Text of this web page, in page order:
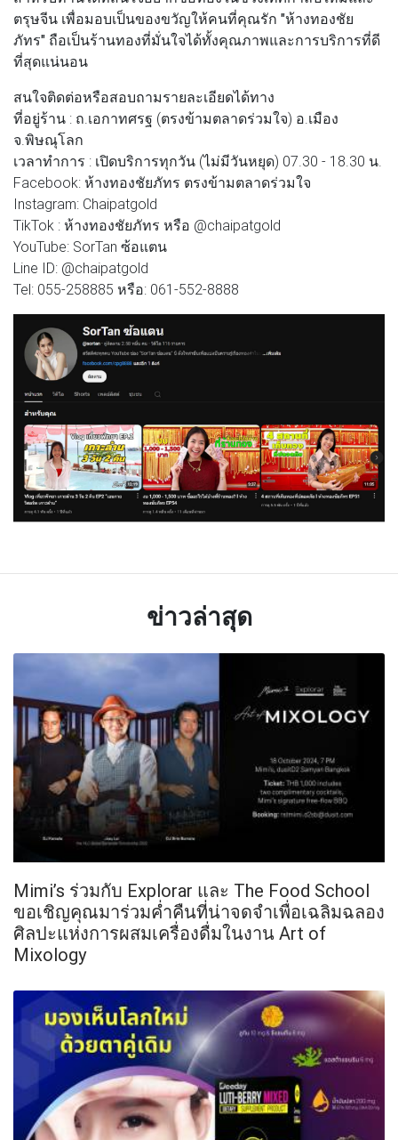
ตรุษจีน เพื่อมอบเป็นของขวัญให้คนที่คุณรัก "ห้างทองชัย
ภัทร" ถือเป็นร้านทองที่มั่นใจได้ทั้งคุณภาพและการบริการที่ดี
ที่สุดแน่นอน
สนใจติดต่อหรือสอบถามรายละเอียดได้ทาง
ที่อยู่ร้าน : ถ.เอกาทศรฐ (ตรงข้ามตลาดร่วมใจ) อ.เมือง
จ.พิษณุโลก
เวลาทำการ : เปิดบริการทุกวัน (ไม่มีวันหยุด) 07.30 - 18.30 น.
Facebook: ห้างทองชัยภัทร ตรงข้ามตลาดร่วมใจ
Instagram: Chaipatgold
TikTok : ห้างทองชัยภัทร หรือ @chaipatgold
YouTube: SorTan ซ้อแตน
Line ID: @chaipatgold
Tel: 055-258885 หรือ: 061-552-8888
ข่าวล่าสุด
Mimi’s ร่วมกับ Explorar และ The Food School
ขอเชิญคุณมาร่วมค่ำคืนที่น่าจดจำเพื่อเฉลิมฉลอง
ศิลปะแห่งการผสมเครื่องดื่มในงาน Art of
Mixology